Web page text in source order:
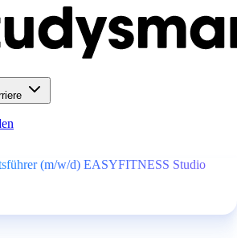
(m/w/d) EASYFITNESS Studio